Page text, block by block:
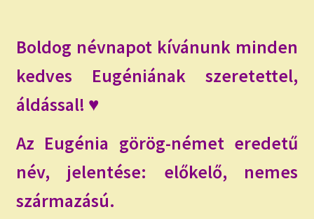
ÍRJ NEKEM!
IRATKOZZ FEL A VIDEÓ CSATORNÁNKRA!
AJÁNDÉKOKKAL!
Boldog névnapot kívánunk minden
kedves Eugéniának szeretettel,
áldással! ♥
Az Eugénia görög-német eredetű
név, jelentése: előkelő, nemes
származású.